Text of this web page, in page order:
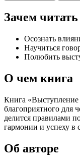
Зачем читать
Осознать
Научиться
Полюбить
О чем книга
Книга «Выступление
благоприятного для
делится правилами
гармонии и успеху в
Об авторе